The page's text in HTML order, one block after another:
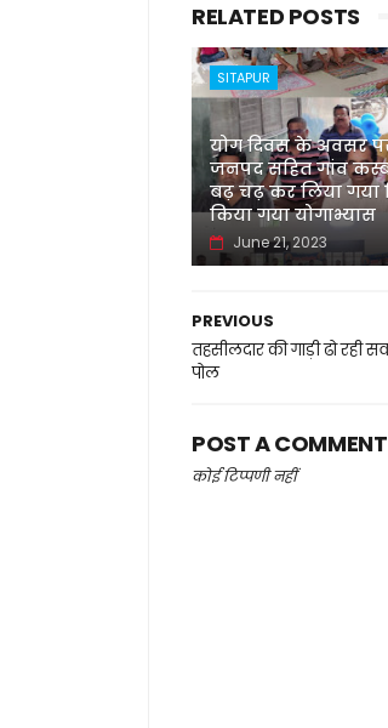
RELATED POSTS
SITAPUR
योग दिवस के अवसर
जनपद सहित गांव
बढ़ चढ़ कर लिया गया
किया गया योगाभ्यास
June 21, 2023
PREVIOUS
तहसीलदार की गाड़ी ढो रही
पोल
POST A COMMENT
कोई टिप्पणी नहीं